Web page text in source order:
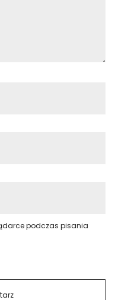
podczas pisania